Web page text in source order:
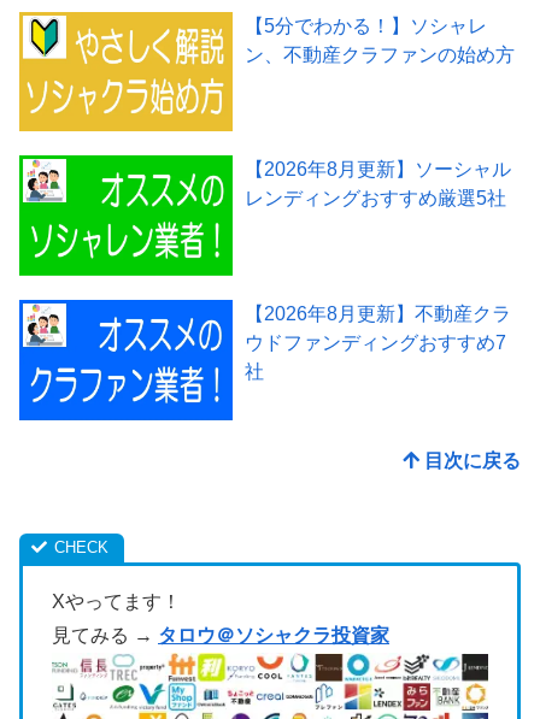
【5分でわかる！】ソシャレ
ン、不動産クラファンの始め方
【2026年8月更新】ソーシャル
レンディングおすすめ厳選5社
【2026年8月更新】不動産クラ
ウドファンディングおすすめ7
社
目次に戻る
Xやってます！
見てみる → タロウ＠ソシャクラ投資家